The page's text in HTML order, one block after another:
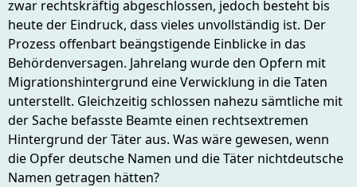
zwar rechtskräftig abgeschlossen, jedoch besteht bis
heute der Eindruck, dass vieles unvollständig ist. Der
Prozess offenbart beängstigende Einblicke in das
Behördenversagen. Jahrelang wurde den Opfern mit
Migrationshintergrund eine Verwicklung in die Taten
unterstellt. Gleichzeitig schlossen nahezu sämtliche mit
der Sache befasste Beamte einen rechtsextremen
Hintergrund der Täter aus. Was wäre gewesen, wenn
die Opfer deutsche Namen und die Täter nichtdeutsche
Namen getragen hätten?